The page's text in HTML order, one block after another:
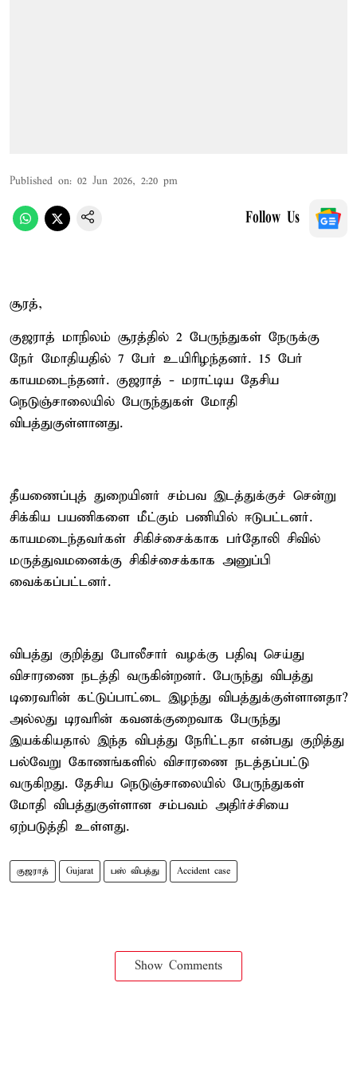
Published on: 02 Jun 2026, 2:20 pm
Follow Us
சூரத்,
குஜராத் மாநிலம் சூரத்தில் 2 பேருந்துகள் நேருக்கு
நேர் மோதியதில் 7 பேர் உயிரிழந்தனர். 15 பேர்
காயமடைந்தனர். குஜராத் - மராட்டிய தேசிய
நெடுஞ்சாலையில் பேருந்துகள் மோதி
விபத்துகுள்ளானது.
தீயணைப்புத் துறையினர் சம்பவ இடத்துக்குச் சென்று
சிக்கிய பயணிகளை மீட்கும் பணியில் ஈடுபட்டனர்.
காயமடைந்தவர்கள் சிகிச்சைக்காக பர்தோலி சிவில்
மருத்துவமனைக்கு சிகிச்சைக்காக அனுப்பி
வைக்கப்பட்டனர்.
விபத்து குறித்து போலீசார் வழக்கு பதிவு செய்து
விசாரணை நடத்தி வருகின்றனர். பேருந்து விபத்து
டிரைவரின் கட்டுப்பாட்டை இழந்து விபத்துக்குள்ளானதா?
அல்லது டிரவரின் கவனக்குறைவாக பேருந்து
இயக்கியதால் இந்த விபத்து நேரிட்டதா என்பது குறித்து
பல்வேறு கோணங்களில் விசாரணை நடத்தப்பட்டு
வருகிறது. தேசிய நெடுஞ்சாலையில் பேருந்துகள்
மோதி விபத்துகுள்ளான சம்பவம் அதிர்ச்சியை
ஏற்படுத்தி உள்ளது.
குஜராத் Gujarat பஸ் விபத்து Accident case
Show Comments